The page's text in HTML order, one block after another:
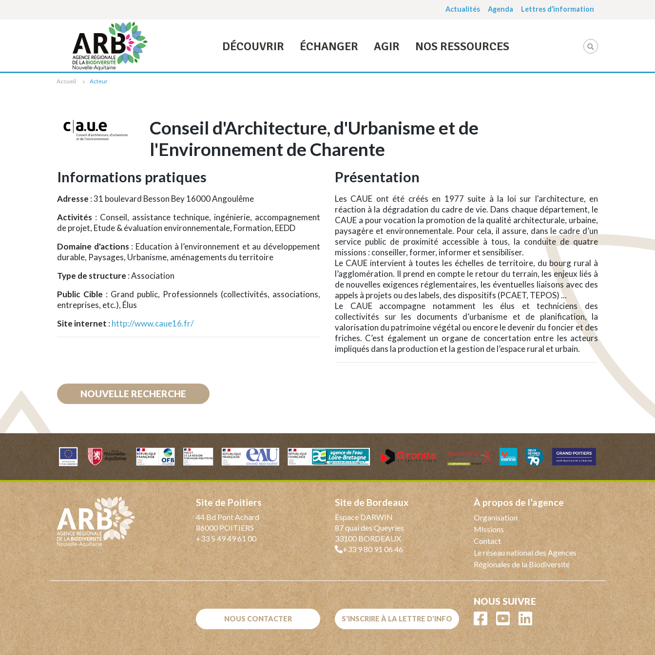
Actualités Agenda Lettres d’information
DÉCOUVRIR ÉCHANGER AGIR NOS RESSOURCES
Accueil Acteur
Conseil d'Architecture, d'Urbanisme et de
l'Environnement de Charente
Informations pratiques
Adresse : 31 boulevard Besson Bey 16000 Angoulême
Activités : Conseil, assistance technique, ingénierie, accompagnement
de projet, Etude & évaluation environnementale, Formation, EEDD
Domaine d'actions : Education à l’environnement et au développement
durable, Paysages, Urbanisme, aménagements du territoire
Type de structure : Association
Public Cible : Grand public, Professionnels (collectivités, associations,
entreprises, etc.), Élus
Site internet : http://www.caue16.fr/
Présentation
Les CAUE ont été créés en 1977 suite à la loi sur l'architecture, en
réaction à la dégradation du cadre de vie. Dans chaque département, le
CAUE a pour vocation la promotion de la qualité architecturale, urbaine,
paysagère et environnementale. Pour cela, il assure, dans le cadre d’un
service public de proximité accessible à tous, la conduite de quatre
missions : conseiller, former, informer et sensibiliser.
Le CAUE intervient à toutes les échelles de territoire, du bourg rural à
l’agglomération. Il prend en compte le retour du terrain, les enjeux liés à
de nouvelles exigences réglementaires, les éventuelles liaisons avec des
appels à projets ou des labels, des dispositifs (PCAET, TEPOS) ...
Le CAUE accompagne notamment les élus et techniciens des
collectivités sur les documents d’urbanisme et de planification, la
valorisation du patrimoine végétal ou encore le devenir du foncier et des
friches. C’est également un organe de concertation entre les acteurs
impliqués dans la production et la gestion de l’espace rural et urbain.
NOUVELLE RECHERCHE
Site de Poitiers
44 Bd Pont Achard
86000 POITIERS
+33 5 49 49 61 00
Site de Bordeaux
Espace DARWIN
87 quai des Queyries
33100 BORDEAUX
+33 9 80 91 06 46
à propos de l’agence
Organisation
Missions
Contact
Le réseau national des Agences
Régionales de la Biodiversité
NOUS CONTACTER S'INSCRIRE À LA LETTRE D'INFO
NOUS SUIVRE